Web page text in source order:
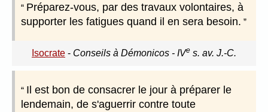
Préparez-vous, par des travaux volontaires, à
supporter les fatigues quand il en sera besoin.
Isocrate - Conseils à Démonicos - IVe s. av. J.-C.
Il est bon de consacrer le jour à préparer le
lendemain, de s'aguerrir contre toute